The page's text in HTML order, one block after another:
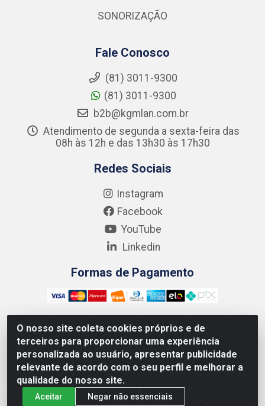
O nosso site coleta cookies próprios e de
terceiros para proporcionar uma experiência
personalizada ao usuário, apresentar publicidade
relevante de acordo com o seu perfil e melhorar a
qualidade do nosso site.
Aceitar Negar não essenciais
SONORIZAÇÃO
Fale Conosco
(81) 3011-9300
(81) 3011-9300
b2b@kgmlan.com.br
Atendimento de segunda a sexta-feira das
08h às 12h e das 13h30 às 17h30
Redes Sociais
Instagram
Facebook
YouTube
Linkedin
Formas de Pagamento
Kgmlan Distribuidora LTDA - CNPJ 18.217.682/0001-54 -
Rua Pedro de Barros Cavalcante, 58 - Bultrins, Olinda/PE
- CEP 53320-110